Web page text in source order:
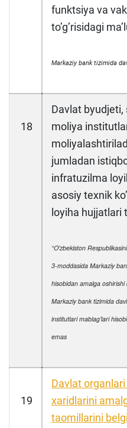
funktsiya va
toʼgʼrisidagi
Markaziy bank tizimida
18
Davlat
moliya
jumladan
infratuzilma
asosiy texnik
loyiha hujjatlari
“Oʼzbekiston
3-moddasida Markaziy
hisobidan amalga oshirishi
Markaziy bank tizimida
institutlari mablagʼlari
emas
19
Davlat
xaridlarini
taomillarini